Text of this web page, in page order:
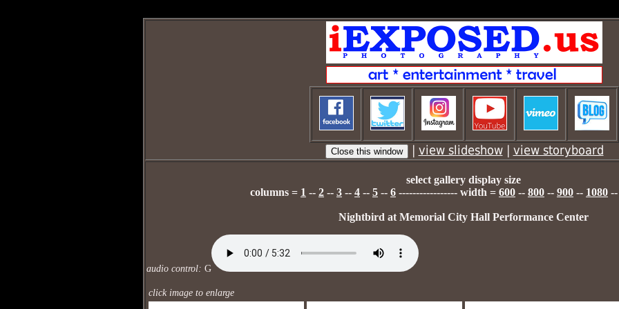
| view slideshow| view storyboard
select gallery display size
columns = 1 -- 2 -- 3 -- 4 -- 5 -- 6 ----------------- width = 600 -- 800 -- 900 -- 1080 --
Nightbird at Memorial City Hall Performance Center
audio control: G
click image to enlarge